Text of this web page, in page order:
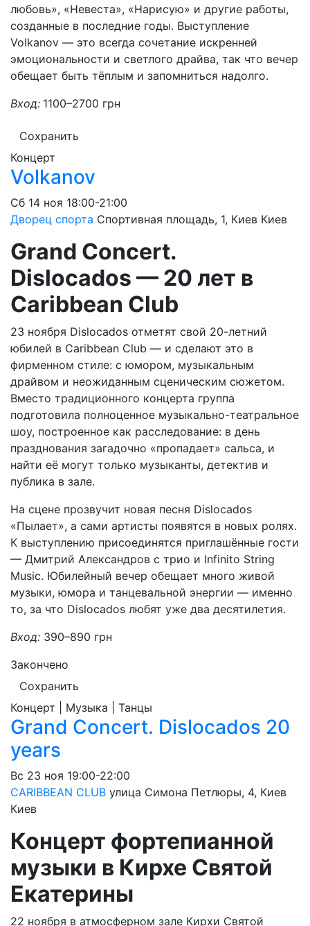
любовь», «Невеста», «Нарисую» и другие работы,
созданные в последние годы. Выступление
Volkanov — это всегда сочетание искренней
эмоциональности и светлого драйва, так что вечер
обещает быть тёплым и запомниться надолго.
Вход: 1100–2700 грн
Сохранить
Концерт
Volkanov
Сб 14 ноя 18:00-21:00
Дворец спорта Спортивная площадь, 1, Киев Киев
Grand Concert.
Dislocados — 20 лет в
Caribbean Club
23 ноября Dislocados отметят свой 20-летний
юбилей в Caribbean Club — и сделают это в
фирменном стиле: с юмором, музыкальным
драйвом и неожиданным сценическим сюжетом.
Вместо традиционного концерта группа
подготовила полноценное музыкально-театральное
шоу, построенное как расследование: в день
празднования загадочно «пропадает» сальса, и
найти её могут только музыканты, детектив и
публика в зале.
На сцене прозвучит новая песня Dislocados
«Пылает», а сами артисты появятся в новых ролях.
К выступлению присоединятся приглашённые гости
— Дмитрий Александров с трио и Infinito String
Music. Юбилейный вечер обещает много живой
музыки, юмора и танцевальной энергии — именно
то, за что Dislocados любят уже два десятилетия.
Вход: 390–890 грн
Закончено
Сохранить
Концерт | Музыка | Танцы
Grand Concert. Dislocados 20
years
Вс 23 ноя 19:00-22:00
CARIBBEAN CLUB улица Симона Петлюры, 4, Киев
Киев
Концерт фортепианной
музыки в Кирхе Святой
Екатерины
22 ноября в атмосферном зале Кирхи Святой